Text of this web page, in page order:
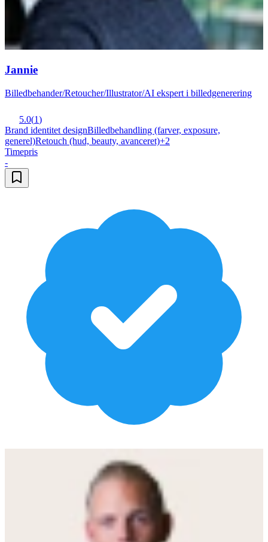
Jannie
Billedbehander/Retoucher/Illustrator/AI ekspert i billedgenerering
5.0(1)
Brand identitet designBilledbehandling (farver, exposure,
generel)Retouch (hud, beauty, avanceret)+2
Timepris
-